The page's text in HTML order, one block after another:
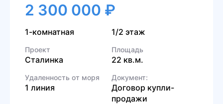
2 300 000 ₽
1-комнатная 1/2 этаж
Проект
Сталинка
Площадь
22 кв.м.
Удаленность от моря
1 линия
Документ:
Договор купли-
продажи